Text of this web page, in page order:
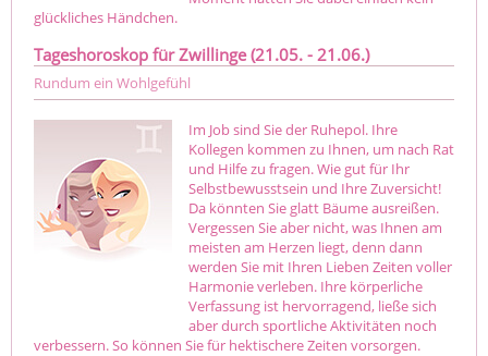
glückliches Händchen.
Tageshoroskop für Zwillinge (21.05. - 21.06.)
Rundum ein Wohlgefühl
Im Job sind Sie der Ruhepol. Ihre
Kollegen kommen zu Ihnen, um nach Rat
und Hilfe zu fragen. Wie gut für Ihr
Selbstbewusstsein und Ihre Zuversicht!
Da könnten Sie glatt Bäume ausreißen.
Vergessen Sie aber nicht, was Ihnen am
meisten am Herzen liegt, denn dann
werden Sie mit Ihren Lieben Zeiten voller
Harmonie verleben. Ihre körperliche
Verfassung ist hervorragend, ließe sich
aber durch sportliche Aktivitäten noch
verbessern. So können Sie für hektischere Zeiten vorsorgen.